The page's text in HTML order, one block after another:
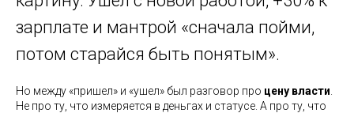
зарплате и мантрой «сначала пойми,
потом старайся быть понятым».
Но между «пришел» и «ушел» был разговор про цену власти
Не про ту, что измеряется в деньгах и статусе. А про ту, что